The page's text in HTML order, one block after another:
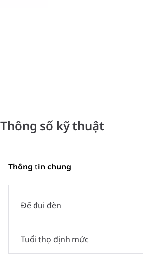
Thông số kỹ thuật
Thông tin chung
Đế đui đèn
Tuổi thọ định mức